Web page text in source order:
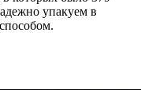
упакуем в